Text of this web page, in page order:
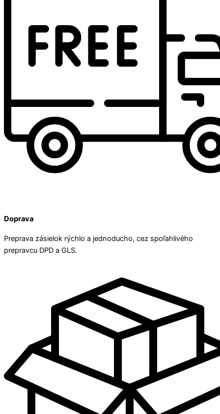
Doprava
Preprava zásielok rýchlo a jednoducho, cez spoľahlivého
prepravcu DPD a GLS.